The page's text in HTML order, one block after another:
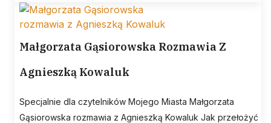
Małgorzata Gąsiorowska Rozmawia Z
Agnieszką Kowaluk
Specjalnie dla czytelników Mojego Miasta Małgorzata
Gąsiorowska rozmawia z Agnieszką Kowaluk Jak przełożyć